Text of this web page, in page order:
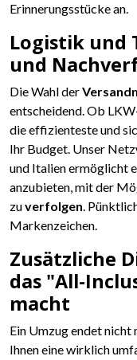
Erinnerungsstücke an.
Logistik und
und
Die Wahl der
entscheidend. Ob
die effizienteste und
Ihr Budget. Unser
und Italien ermöglicht
anzubieten, mit der
zuverfolgen.
Markenzeichen.
Zusätzliche
das "All-
macht
Ein Umzug endet
Ihnen eine wirklich